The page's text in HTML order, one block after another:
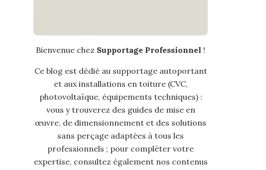
Bienvenue chez Supportage Professionnel !
Ce blog est dédié au supportage autoportant
et aux installations en toiture (CVC,
photovoltaïque, équipements techniques) :
vous y trouverez des guides de mise en
œuvre, de dimensionnement et des solutions
sans perçage adaptées à tous les
professionnels ; pour compléter votre
expertise, consultez également nos contenus